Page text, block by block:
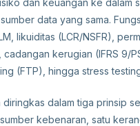
dan keuangan ke dalam
data yang sama.
likuiditas (LCR/NSFR),
cadangan kerugian (IFRS 9/
(FTP), hingga stress
diringkas dalam tiga prinsip
kebenaran, satu